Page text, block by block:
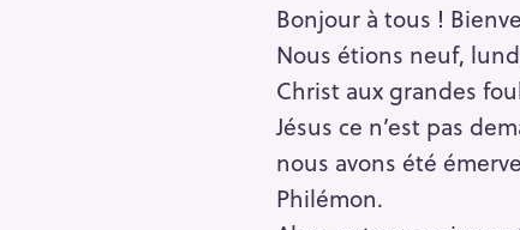
Bonjour à tous !
Nous étions neuf,
Christ aux grandes
Jésus ce n’est pas
nous avons été
Philémon.